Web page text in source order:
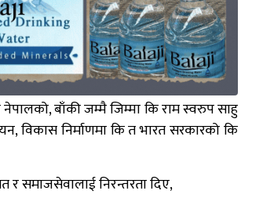
बाँकी जम्मै जिम्मा कि राम स्वरुप साहु
विकास निर्माणमा कि त भारत सरकारको कि
र समाजसेवालाई निरन्तरता दिए,